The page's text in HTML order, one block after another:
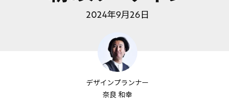
2024年9月26日
デザインプランナー
奈良 和幸